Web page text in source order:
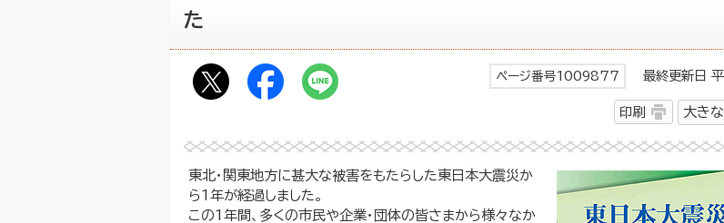
た
ページ番号1009877 最終更新日
印刷 大き
東北・関東地方に甚大な被害をもたらした東日本大震災か
ら1年が経過しました。
この1年間、多くの市民や企業・団体の皆さまから様々なか